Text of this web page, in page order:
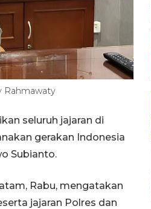
Rahmawaty
seluruh jajaran di
gerakan Indonesia
Subianto.
Rabu, mengatakan
jajaran Polres dan